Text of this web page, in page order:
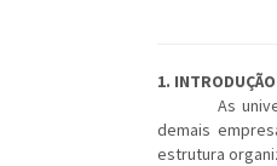
1. INTRODUÇÃO
As
demais
estrutura